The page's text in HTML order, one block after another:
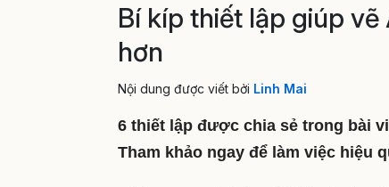
Bí kíp thiết lập giúp
hơn
Nội dung được viết bởi Linh Mai
6 thiết lập được chia sẻ trong bài
Tham khảo ngay để làm việc hiệu